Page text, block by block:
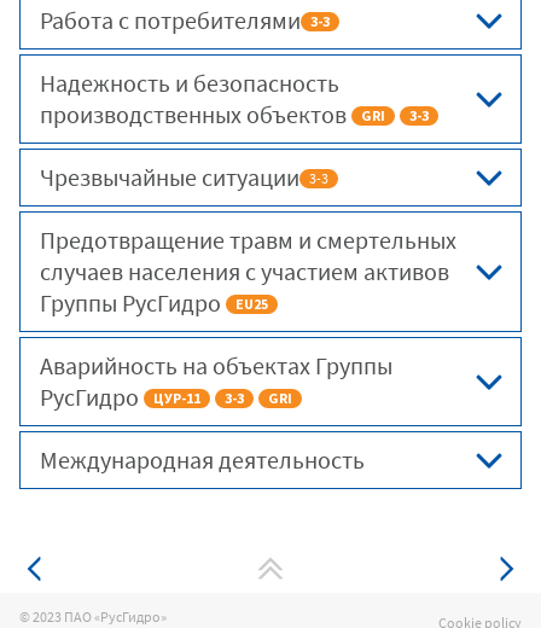
Работа с потребителями 3-3
Надежность и безопасность
производственных объектов
GRI 3-3
Чрезвычайные ситуации 3-3
Предотвращение травм и смертельных
случаев населения с участием активов
Группы РусГидро
EU25
Аварийность на объектах Группы
РусГидро
ЦУР-11 3-3 GRI
Международная деятельность
© 2023 ПАО «РусГидро» Cookie policy